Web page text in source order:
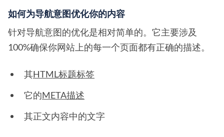
如何为导航意图优化你的内容
针对导航意图的优化是相对简单的。它主要涉及
100%确保你网站上的每一个页面都有正确的描述。
其HTML标题标签
它的META描述
其正文内容中的文字